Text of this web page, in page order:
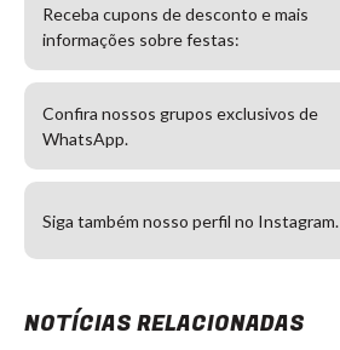
Receba cupons de desconto e mais
informações sobre festas:
Confira nossos grupos exclusivos de
WhatsApp.
Siga também nosso perfil no Instagram.
NOTÍCIAS RELACIONADAS